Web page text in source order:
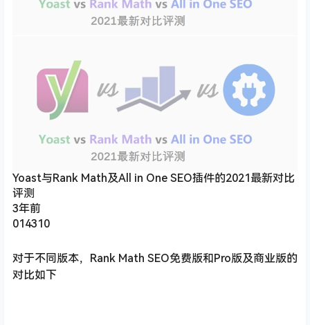
Yoast与Rank Math及All in One SEO插件的2021最新对比
评测
3年前
014310
对于不同版本，Rank Math SEO免费版和Pro版及商业版的
对比如下